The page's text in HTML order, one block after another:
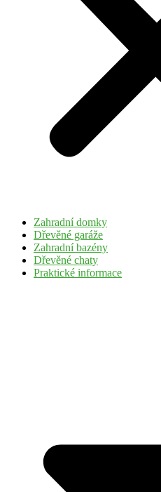
Zahradní domky
Dřevěné garáže
Zahradní bazény
Dřevěné chaty
Praktické informace